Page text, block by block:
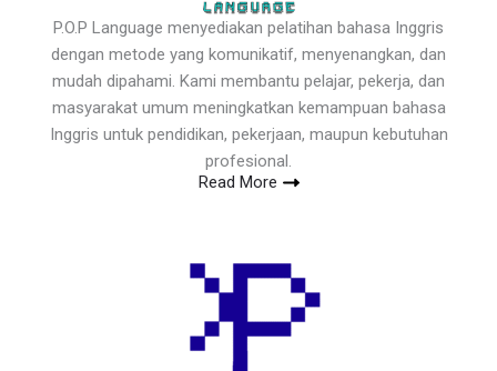
P.O.P Language menyediakan pelatihan bahasa Inggris
dengan metode yang komunikatif, menyenangkan, dan
mudah dipahami. Kami membantu pelajar, pekerja, dan
masyarakat umum meningkatkan kemampuan bahasa
Inggris untuk pendidikan, pekerjaan, maupun kebutuhan
profesional.
Read More